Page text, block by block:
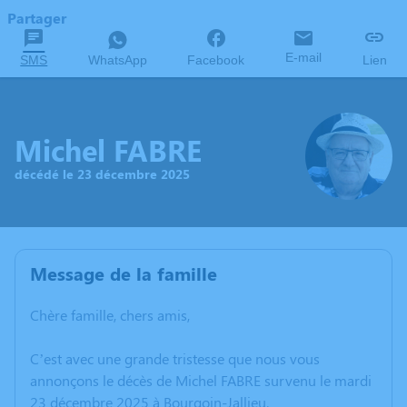
Partager
SMS WhatsApp Facebook E-mail Lien
Michel FABRE
décédé le 23 décembre 2025
Message de la famille
Chère famille, chers amis,
C’est avec une grande tristesse que nous vous
annonçons le décès de Michel FABRE survenu le mardi
23 décembre 2025 à Bourgoin-Jallieu.